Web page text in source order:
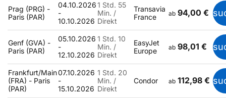
Prag (PRG) -
Paris (PAR)
04.10.2026
-
10.10.2026
1 Std. 55
Min. /
Direkt
Transavia
France
ab 94,00 €
Genf (GVA) -
Paris (PAR)
05.10.2026
-
12.10.2026
1 Std. 10
Min. /
Direkt
EasyJet
Europe
ab 98,01 €
Frankfurt/Main
(FRA) - Paris
(PAR)
07.10.2026
-
15.10.2026
1 Std. 20
Min. /
Direkt
Condor ab 112,98 €